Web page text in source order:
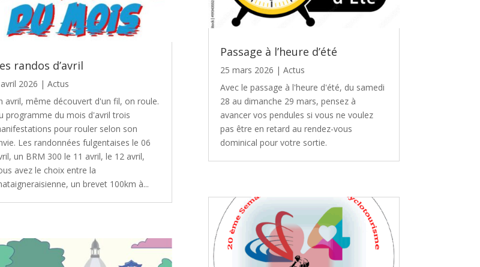
randos d’avril
2026 | Actus
avril, même découvert d'un fil, on roule.
programme du mois d'avril trois
pour rouler selon son
Les randonnées fulgentaises le 06
un BRM 300 le 11 avril, le 12 avril,
avez le choix entre la
un brevet 100km à...
Passage à l’heure d’été
25 mars 2026 | Actus
Avec le passage à l'heure d'été, du samedi
28 au dimanche 29 mars, pensez à
avancer vos pendules si vous ne voulez
pas être en retard au rendez-vous
dominical pour votre sortie.